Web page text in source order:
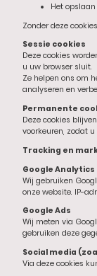
Het
Zonder deze
Sessie cookies
Deze cookies
u uw browser sluit.
Ze helpen ons om
analyseren en
Permanente
Deze cookies
voorkeuren, zodat
Tracking en
Google Analytics
Wij gebruiken
onze website. IP-
Google Ads
Wij meten via
gebruiken deze
Social media
Via deze cookies